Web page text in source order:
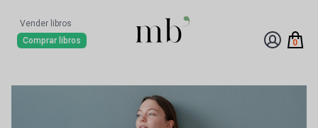
Vender libros
Comprar libros
0